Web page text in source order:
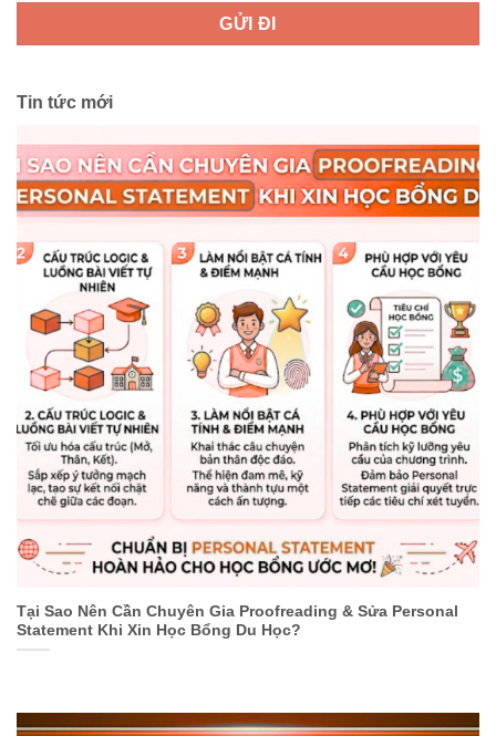
Tin tức mới
Tại Sao Nên Cần Chuyên Gia Proofreading & Sửa Personal
Statement Khi Xin Học Bổng Du Học?